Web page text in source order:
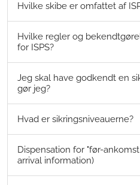
Hvilke skibe er omfattet af
Hvilke regler og
for ISPS?
Jeg skal have godkendt en
gør jeg?
Hvad er sikringsniveauerne?
Dispensation for "før-
arrival information)